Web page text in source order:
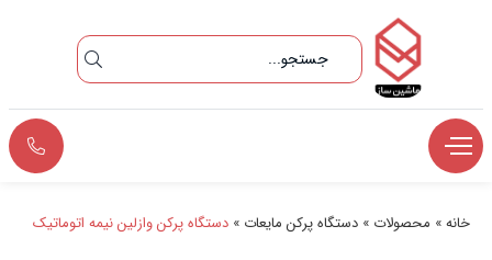
خانه» محصولات » دستگاه پرکن مایعات » دستگاه پرکن وازلین نیمه اتوماتیک